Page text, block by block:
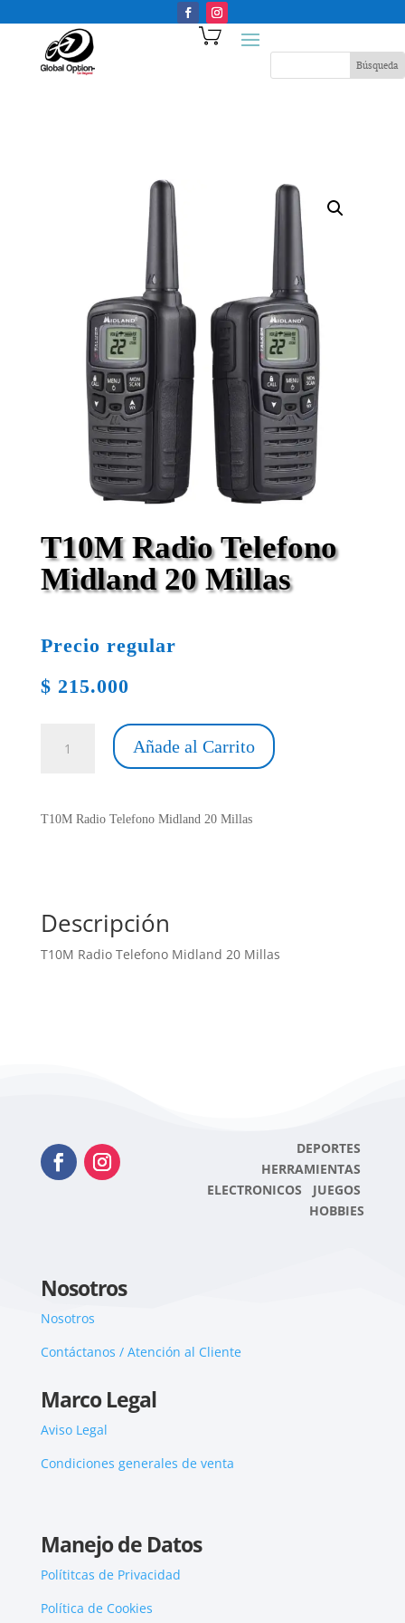
T10M Radio Telefono
Midland 20 Millas
Precio regular
$ 215.000
Radio
20
Añade al Carrito
T10M Radio Telefono Midland 20 Millas
Descripción
T10M Radio Telefono Midland 20 Millas
DEPORTES
HERRAMIENTAS
ELECTRONICOS JUEGOS
HOBBIES
Nosotros
Nosotros
Contáctanos / Atención al Cliente
Marco Legal
Aviso Legal
Condiciones generales de venta
Manejo de Datos
Polítitcas de Privacidad
Política de Cookies